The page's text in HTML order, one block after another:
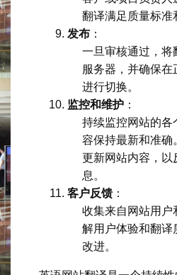
翻译满足质量标准
发布 ：
一旦审核通过，将
服务器，并确保在
进行切换。
监控和维护 ：
持续监控网站的各
容保持最新和准确
更新网站内容，以
息。
客户反馈 ：
收集来自网站用户
解用户体验和翻译
改进。